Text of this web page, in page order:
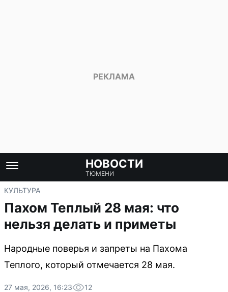
НОВОСТИ
ТЮМЕНИ
КУЛЬТУРА
Пахом Теплый 28 мая: что
нельзя делать и приметы
Народные поверья и запреты на Пахома
Теплого, который отмечается 28 мая.
27 мая, 2026, 16:23 12